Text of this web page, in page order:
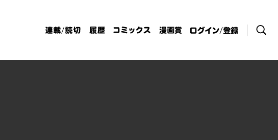
連載/読切 履歴 コミックス 漫画賞
ログイン / 登
録
検索